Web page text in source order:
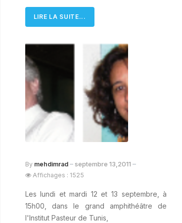
LIRE LA SUITE...
By mehdimrad septembre 13,2011
Affichages : 1525
Les lundi et mardi 12 et 13 septembre, à
15h00, dans le grand amphithéâtre de
l'Institut Pasteur de Tunis,